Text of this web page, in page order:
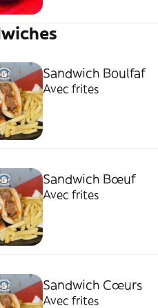
Sandwich Boulfaf
Avec frites
Sandwich Bœuf
Avec frites
Sandwich Cœurs
Avec frites